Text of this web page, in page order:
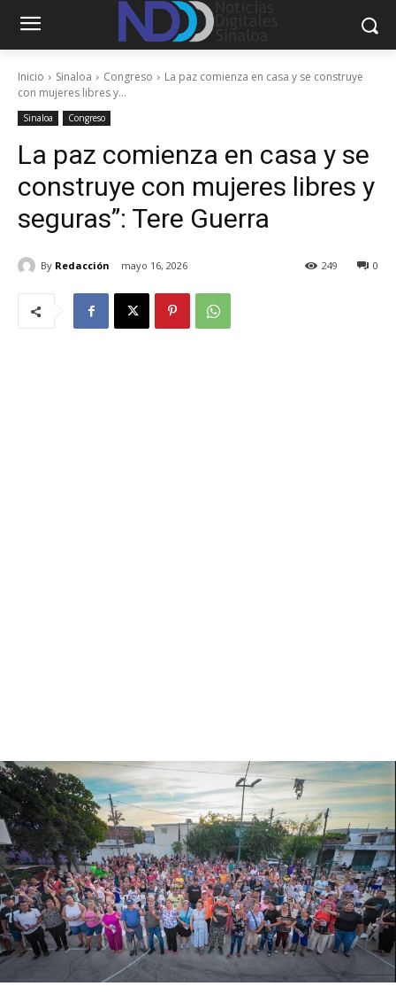
Inicio Sinaloa Congreso
La paz comienza en casa y se construye
con mujeres libres y...
Sinaloa Congreso
La paz comienza en casa y se
construye con mujeres libres y
seguras”: Tere Guerra
By Redacción mayo 16, 2026 0
249